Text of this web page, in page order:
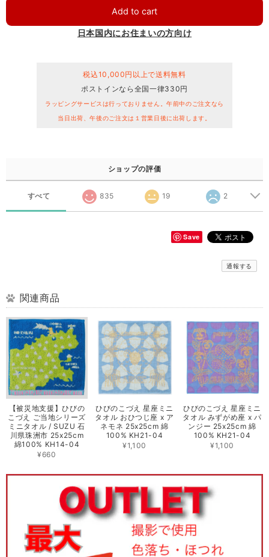
Add to cart
日本国内にお住まいの方向け
税込10,000円以上で送料無料
ポストインなら全国一律330円
ラッピングサービスは行っておりません。午前中のご注文なら
当日出荷、午後のご注文は１営業日後に出荷します。
ショップの評価
すべて 835 19 2
Save
通報する
関連商品
【被災地支援】ひびの
こづえ ご当地シリーズ
ミニタオル / SUZU 石
川県珠洲市 25x25cm
綿100% KH14-04
¥660
ひびのこづえ 星座ミニ
タオル おひつじ座 x ア
ネモネ 25x25cm 綿
100% KH21-04
¥1,100
ひびのこづえ 星座ミニ
タオル みずがめ座 x パ
ンジー 25x25cm 綿
100% KH21-04
¥1,100